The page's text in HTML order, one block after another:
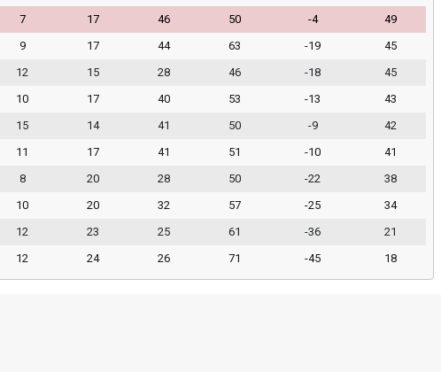
7 17 46 50 -4
49
9 17 44 63 -19
45
12 15 28 46 -18
45
10 17 40 53 -13
43
15 14 41 50 -9
42
11 17 41 51 -10
41
8 20 28 50 -22
38
10 20 32 57 -25
34
12 23 25 61 -36
21
12 24 26 71 -45 18